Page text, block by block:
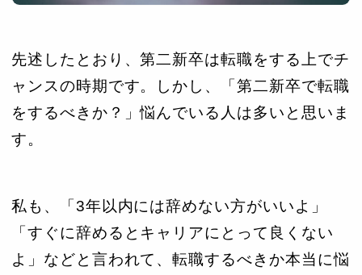
先述したとおり、第二新卒は転職をする上でチ
ャンスの時期です。しかし、「第二新卒で転職
をするべきか？」悩んでいる人は多いと思いま
す。
私も、「3年以内には辞めない方がいいよ」
「すぐに辞めるとキャリアにとって良くない
よ」などと言われて、転職するべきか本当に悩